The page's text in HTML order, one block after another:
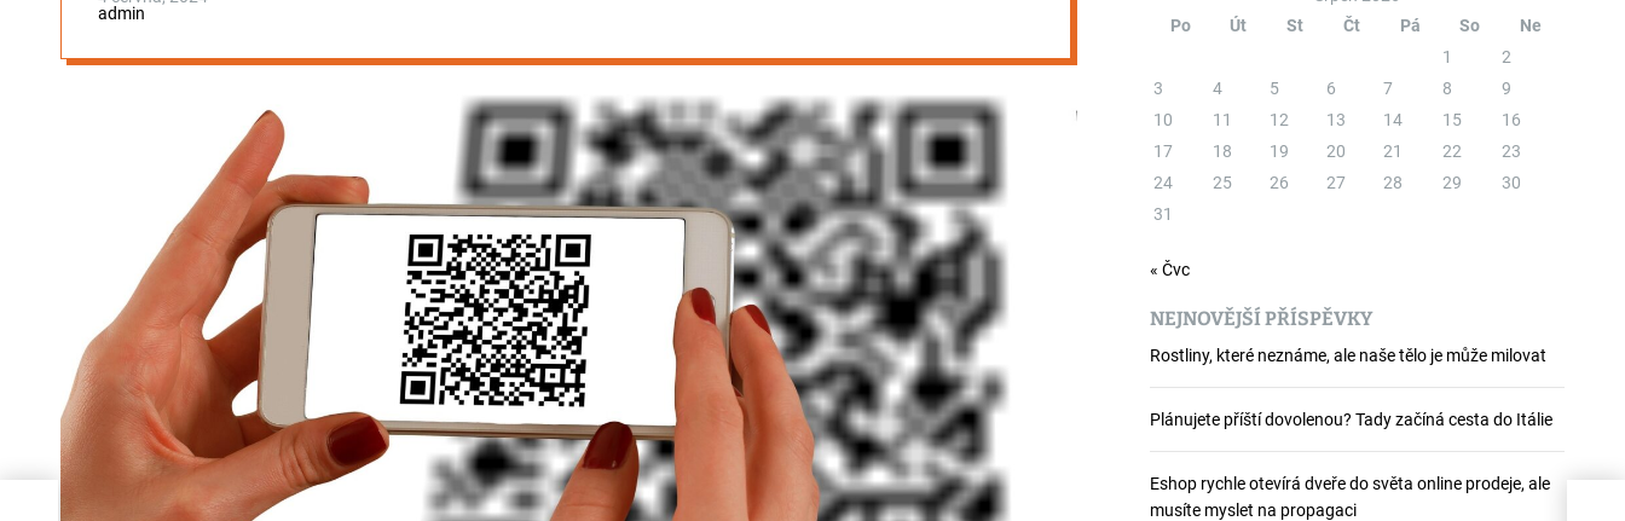
admin
Po
Út St Čt Pá So
Ne
1
2
3
4 5 6 7 8
9
10
11 12 13 14 15
16
17
18 19 20 21 22
23
24
25 26 27 28 29
30
31
« Čvc
NEJNOVĚJŠÍ PŘÍSPĚVKY
Rostliny, které neznáme, ale naše tělo je může milovat
Plánujete příští dovolenou? Tady začíná cesta do Itálie
Eshop rychle otevírá dveře do světa online prodeje, ale
musíte myslet na propagaci